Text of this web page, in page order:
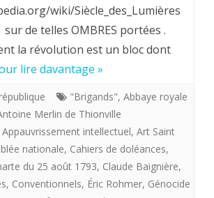
wiki/Siècle_des_Lumières
de telles OMBRES portées .
la révolution est un bloc dont
lire davantage »
"Brigands", Abbaye royale
Merlin de Thionville
Appauvrissement intellectuel, Art Saint
nationale, Cahiers de doléances,
du 25 août 1793, Claude Baignière,
, Conventionnels, Éric Rohmer, Génocide